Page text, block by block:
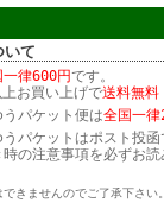
いて
一律600円です。
お買い上げで送料無料
パケット便は全国一律
うパケットはポスト投
の注意事項を必ずお
きませんのでご了承下さい